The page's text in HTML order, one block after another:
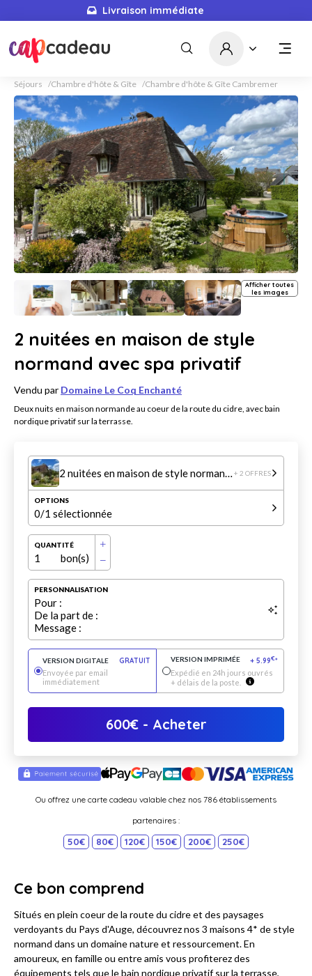
Livraison immédiate
Séjours Chambre d'hôte & Gîte Chambre d'hôte & Gîte Cambremer
Afficher toutes
les images
2 nuitées en maison de style
normand avec spa privatif
Vendu par Domaine Le Coq Enchanté
Deux nuits en maison normande au coeur de la route du cidre, avec bain
nordique privatif sur la terrasse.
2 nuitées en maison de style normand avec spa privatif + 2 OFFRES
OPTIONS
0/1 sélectionnée
QUANTITÉ
1 bon(s)
PERSONNALISATION
Pour :
De la part de :
Message :
VERSION DIGITALE
GRATUIT
Envoyée par email
immédiatement
VERSION IMPRIMÉE + 5.99€*
Expédié en 24h jours ouvrés
+ délais de la poste.
600€- Acheter
Ou offrez une carte cadeau valable chez nos 786 établissements
partenaires :
50€ 80€ 120€ 150€ 200€ 250€
Ce bon comprend
Situés en plein coeur de la route du cidre et des paysages
verdoyants du Pays d'Auge, découvrez nos 3 maisons 4* de style
normand dans un domaine nature et ressourcement. En
amoureux, en famille ou entre amis vous profiterez des
équipements tels que le bain nordique privatif sur la terrasse,